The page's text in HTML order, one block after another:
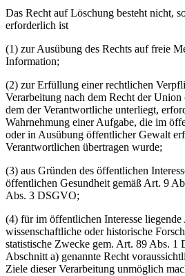
Das Recht auf Löschung besteht nicht,
erforderlich ist
(1) zur Ausübung des Rechts auf freie
Information;
(2) zur Erfüllung einer rechtlichen
Verarbeitung nach dem Recht der
dem der Verantwortliche unterliegt,
Wahrnehmung einer Aufgabe, die im
oder in Ausübung öffentlicher Gewalt
Verantwortlichen übertragen wurde;
(3) aus Gründen des öffentlichen
öffentlichen Gesundheit gemäß Art. 9
Abs. 3 DSGVO;
(4) für im öffentlichen Interesse
wissenschaftliche oder historische
statistische Zwecke gem. Art. 89 Abs. 1
Abschnitt a) genannte Recht
Ziele dieser Verarbeitung unmöglich